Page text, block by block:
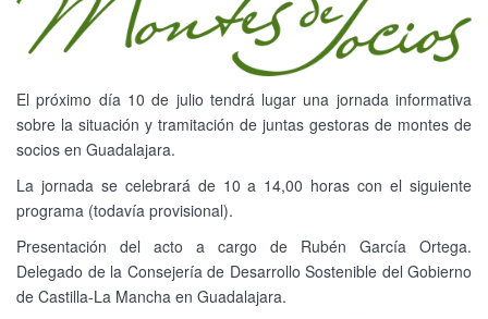
El próximo día 10 de julio tendrá lugar una jornada informativa
sobre la situación y tramitación de juntas gestoras de montes de
socios en Guadalajara.
La jornada se celebrará de 10 a 14,00 horas con el siguiente
programa (todavía provisional).
Presentación del acto a cargo de Rubén García Ortega.
Delegado de la Consejería de Desarrollo Sostenible del Gobierno
de Castilla-La Mancha en Guadalajara.